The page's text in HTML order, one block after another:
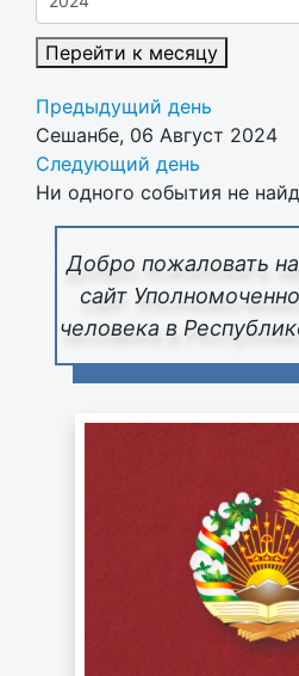
Добро пожаловать
сайт
человека в
Перейти к месяцу
Предыдущий день
Сешанбе, 06 Август 2024
Следующий день
Ни одного события не